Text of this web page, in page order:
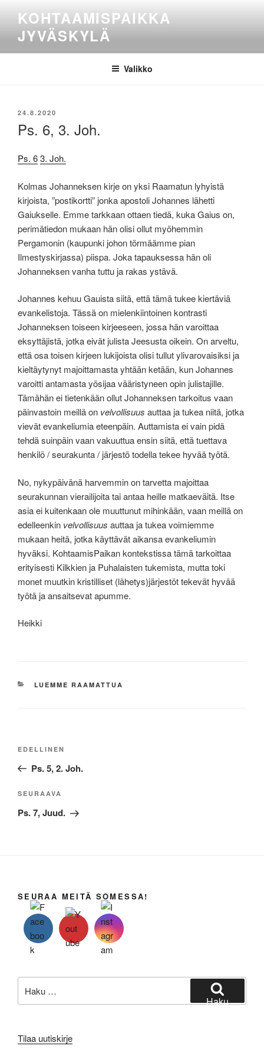
sisältöönKOHTAAMISPAIKKA
JYVÄSKYLÄ
Valikko
JULKAISTU
24.8.2020
Ps. 6, 3. Joh.
Ps. 63. Joh.
Kolmas Johanneksen kirje on yksi Raamatun lyhyistä
kirjoista, ”postikortti” jonka apostoli Johannes lähetti
Gaiukselle. Emme tarkkaan ottaen tiedä, kuka Gaius on,
perimätiedon mukaan hän olisi ollut myöhemmin
Pergamonin (kaupunki johon törmäämme pian
Ilmestyskirjassa) piispa. Joka tapauksessa hän oli
Johanneksen vanha tuttu ja rakas ystävä.
Johannes kehuu Gauista siitä, että tämä tukee kiertäviä
evankelistoja. Tässä on mielenkiintoinen kontrasti
Johanneksen toiseen kirjeeseen, jossa hän varoittaa
eksyttäjistä, jotka eivät julista Jeesusta oikein. On arveltu,
että osa toisen kirjeen lukijoista olisi tullut ylivarovaisiksi ja
kieltäytynyt majoittamasta yhtään ketään, kun Johannes
varoitti antamasta yösijaa vääristyneen opin julistajille.
Tämähän ei tietenkään ollut Johanneksen tarkoitus vaan
päinvastoin meillä on velvollisuus auttaa ja tukea niitä, jotka
vievät evankeliumia eteenpäin. Auttamista ei vain pidä
tehdä suinpäin vaan vakuuttua ensin siitä, että tuettava
henkilö / seurakunta / järjestö todella tekee hyvää työtä.
No, nykypäivänä harvemmin on tarvetta majoittaa
seurakunnan vierailijoita tai antaa heille matkaeväitä. Itse
asia ei kuitenkaan ole muuttunut mihinkään, vaan meillä on
edelleenkin velvollisuus auttaa ja tukea voimiemme
mukaan heitä, jotka käyttävät aikansa evankeliumin
hyväksi. KohtaamisPaikan kontekstissa tämä tarkoittaa
erityisesti Kilkkien ja Puhalaisten tukemista, mutta toki
monet muutkin kristilliset (lähetys)järjestöt tekevät hyvää
työtä ja ansaitsevat apumme.
Heikki
KATEGORIAT
LUEMME RAAMATTUA
Edellinen
artikkeli
EDELLINEN
Ps. 5, 2. Joh.
Seuraava
artikkeli
SEURAAVA
Ps. 7, Juud.
SEURAA MEITÄ SOMESSA!
Haku
Tilaa uutiskirje